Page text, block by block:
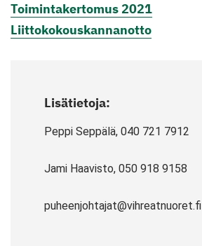
Toimintakertomus 2021
Liittokokouskannanotto
Lisätietoja:
Peppi Seppälä, 040 721 7912
Jami Haavisto, 050 918 9158
puheenjohtajat@vihreatnuoret.fi